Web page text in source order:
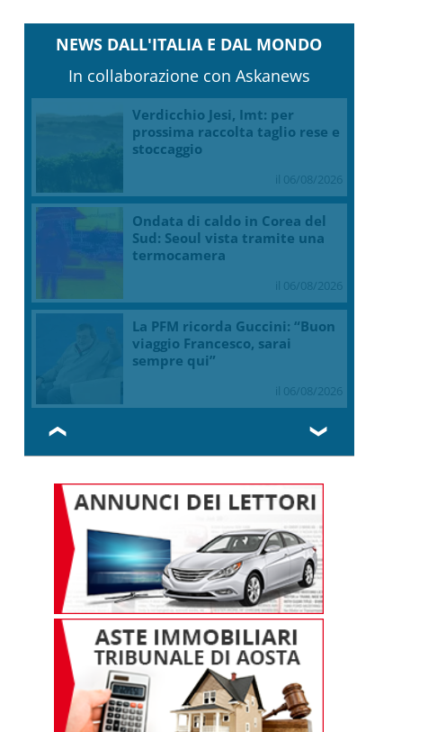
NEWS DALL'ITALIA E DAL MONDO
In collaborazione con Askanews
Verdicchio Jesi, Imt: per
prossima raccolta taglio rese e
stoccaggio
il 06/08/2026
Ondata di caldo in Corea del
Sud: Seoul vista tramite una
termocamera
il 06/08/2026
La PFM ricorda Guccini: “Buon
viaggio Francesco, sarai
sempre qui”
il 06/08/2026
❮ ❯